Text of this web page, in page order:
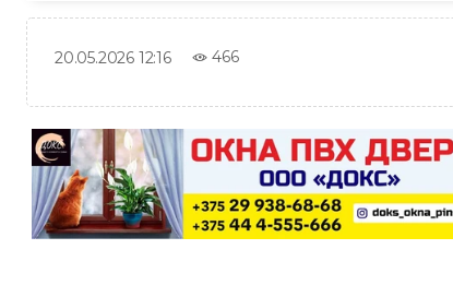
20.05.2026 12:16 466